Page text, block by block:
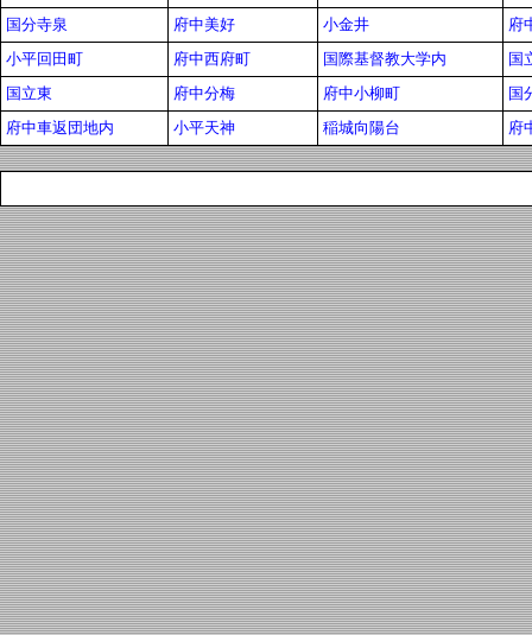
国分寺泉
府中美好 小金井
府
小平回田町
府中西府町 国際基督教大学内
国
国立東
府中分梅 府中小柳町
国
府中車返団地内
小平天神 稲城向陽台 府